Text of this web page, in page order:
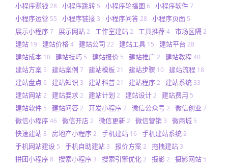
小程序赚钱28 小程序跳转 5 小程序轮播图 6 小程序软件7
小程序运营 55 小程序链接 3 小程序问答28 小程序页面 5
展示小程序7 展示网站2 工作室建站2 工具推荐4 市场区隔2
建站 19 建站价格4 建站公司 22 建站工具 15 建站平台 28
建站成本 10 建站技巧 5 建站报价 5 建站推广2 建站教程40
建站方案 5 建站案例 7 建站模板 21 建站步骤 10 建站流程 18
建站盘点 6 建站知识 3 建站科普21 建站程序2 建站系统 33
建站网站2 建站要求2 建站计划 2 建站设计2 建站费用 5
建站软件 5 建站问答2 开发小程序2 微信公众号 2 微信创业 2
微信小程序46 微信开店2 微信更新2 微信营销 3 微商城 5
快速建站8 房地产小程序2 手机建站 16 手机建站系统2
手机网站建设 5 手机自助建站 3 报价方案2 拖拽建站 3
拼团小程序8 搜索小程序 3 搜索引擎优化2 摄影2 摄影网站 5